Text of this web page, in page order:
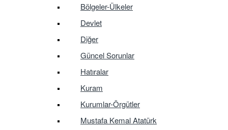
Bölgeler-Ülkeler
Devlet
Diğer
Güncel Sorunlar
Hatıralar
Kuram
Kurumlar-Örgütler
Mustafa Kemal Atatürk